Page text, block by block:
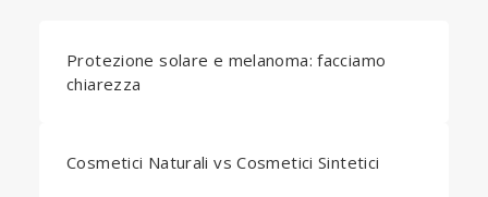
Protezione solare e melanoma: facciamo
chiarezza
Cosmetici Naturali vs Cosmetici Sintetici